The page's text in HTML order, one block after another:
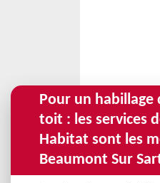
Pour un habillage
toit : les services
Habitat sont les
Beaumont Sur